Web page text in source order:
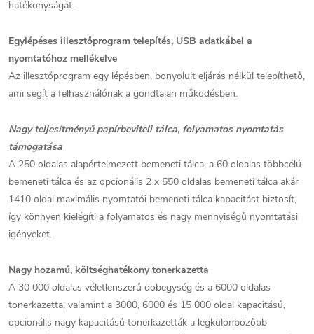
hatékonyságát.
Egylépéses illesztőprogram telepítés, USB adatkábel a
nyomtatóhoz mellékelve
Az illesztőprogram egy lépésben, bonyolult eljárás nélkül telepíthető,
ami segít a felhasználónak a gondtalan működésben.
Nagy teljesítményű papírbeviteli tálca, folyamatos nyomtatás
támogatása
A 250 oldalas alapértelmezett bemeneti tálca, a 60 oldalas többcélú
bemeneti tálca és az opcionális 2 x 550 oldalas bemeneti tálca akár
1410 oldal maximális nyomtatói bemeneti tálca kapacitást biztosít,
így könnyen kielégíti a folyamatos és nagy mennyiségű nyomtatási
igényeket.
Nagy hozamú, költséghatékony tonerkazetta
A 30 000 oldalas véletlenszerű dobegység és a 6000 oldalas
tonerkazetta, valamint a 3000, 6000 és 15 000 oldal kapacitású,
opcionális nagy kapacitású tonerkazetták a legkülönbözőbb